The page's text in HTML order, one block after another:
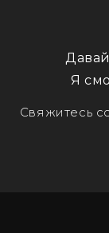
Я
Свяжитесь